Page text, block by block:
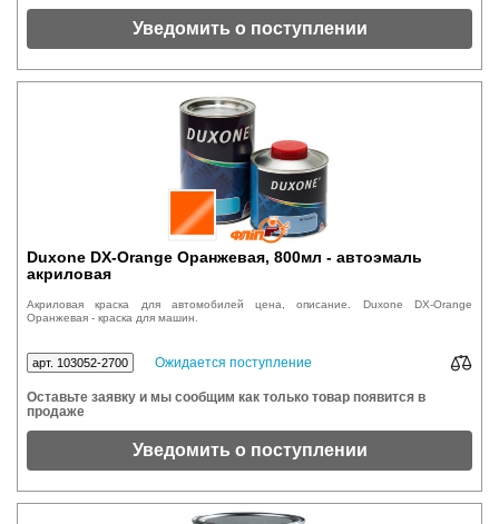
Уведомить о поступлении
Duxone DX-Orange Оранжевая, 800мл - автоэмаль
акриловая
Акриловая краска для автомобилей цена, описание. Duxone DX-Orange
Оранжевая - краска для машин.
арт. 103052-2700 Ожидается поступление
Оставьте заявку и мы сообщим как только товар появится в
продаже
Уведомить о поступлении